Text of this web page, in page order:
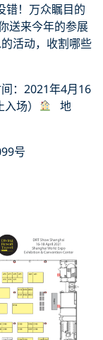
错！万众瞩目的
送来今年的参展
活动，收割哪些
：2021年4月16
场）
地
号